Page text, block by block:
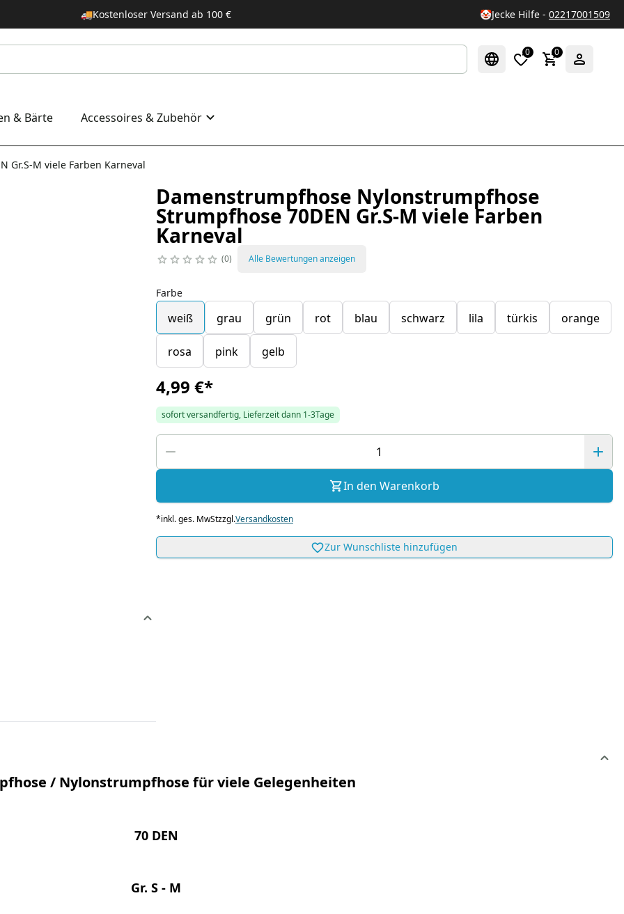
🚚Kostenloser Versand ab 100 € 🤡Jecke Hilfe -02217001509
0 0
& Bärte Accessoires & Zubehör
Gr.S-M viele Farben Karneval
Damenstrumpfhose Nylonstrumpfhose
Strumpfhose 70DEN Gr.S-M viele Farben
Karneval
0 Alle Bewertungen anzeigen
Farbe
weiß grau grün rot blau schwarz lila türkis orange
rosa pink gelb
4,99 €*
sofort versandfertig, Lieferzeit dann 1-3Tage
In den Warenkorb
*inkl. ges. MwStzzgl.Versandkosten
Zur Wunschliste hinzufügen
/ Nylonstrumpfhose für viele Gelegenheiten
70 DEN
Gr. S - M